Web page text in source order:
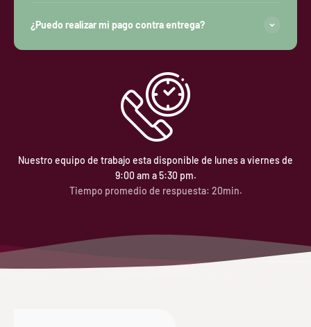
¿Puedo realizar mi pago contra entrega?
Nuestro equipo de trabajo esta disponible de lunes a viernes de
9:00 am a 5:30 pm.
Tiempo promedio de respuesta: 20min.